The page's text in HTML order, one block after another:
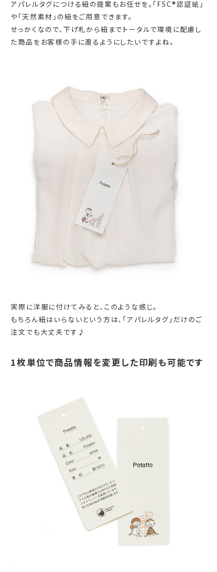
アパレルタグにつける紐の提案もお任せを。「FSC®認証紙」
や「天然素材」の紐をご用意できます。
せっかくなので、下げ札から紐までトータルで環境に配慮し
た商品をお客様の手に渡るようにしたいですよね。
実際に洋服に付けてみると、このような感じ。
もちろん紐はいらないという方は、「アパレルタグ」だけのご
注文でも大丈夫です♪
1枚単位で商品情報を変更した印刷も可能です